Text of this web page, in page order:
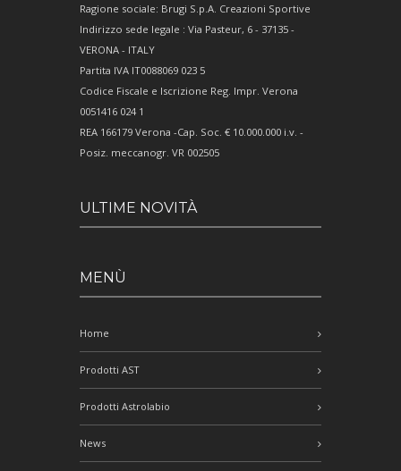
Ragione sociale: Brugi S.p.A. Creazioni Sportive
Indirizzo sede legale : Via Pasteur, 6 - 37135 -
VERONA - ITALY
Partita IVA IT0088069 023 5
Codice Fiscale e Iscrizione Reg. Impr. Verona
0051416 024 1
REA 166179 Verona -Cap. Soc. € 10.000.000 i.v. -
Posiz. meccanogr. VR 002505
ULTIME NOVITÀ
MENÙ
Home
Prodotti AST
Prodotti Astrolabio
News